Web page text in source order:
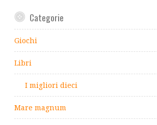
Categorie
Giochi
Libri
I migliori dieci
Mare magnum